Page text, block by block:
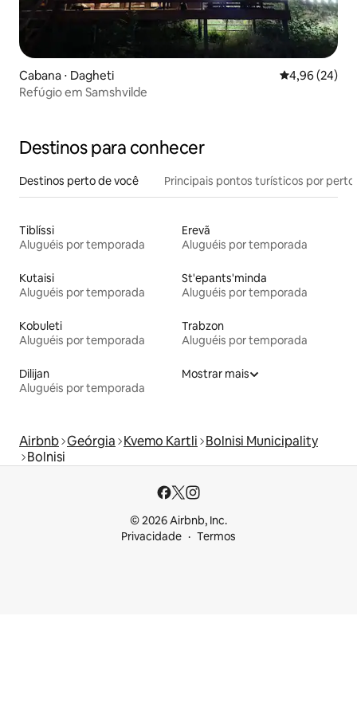
Cabana ⋅ Dagheti 4,96 de uma
4,96 (24)
Refúgio em Samshvilde
Destinos para conhecer
Destinos perto de você Principais pontos turísticos por perto
Tiblíssi
Aluguéis por temporada
Erevã
Aluguéis por temporada
Kutaisi
Aluguéis por temporada
St'epants'minda
Aluguéis por temporada
Kobuleti
Aluguéis por temporada
Trabzon
Aluguéis por temporada
Dilijan
Aluguéis por temporada
Mostrar mais
Airbnb Geórgia Kvemo Kartli Bolnisi Municipality
Bolnisi
© 2026 Airbnb, Inc.
Privacidade
Termos